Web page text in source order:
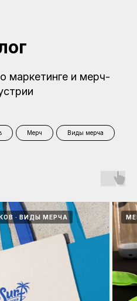
маркетинге и мерч-
Мерч Виды мерча
ВИДЫ МЕРЧА